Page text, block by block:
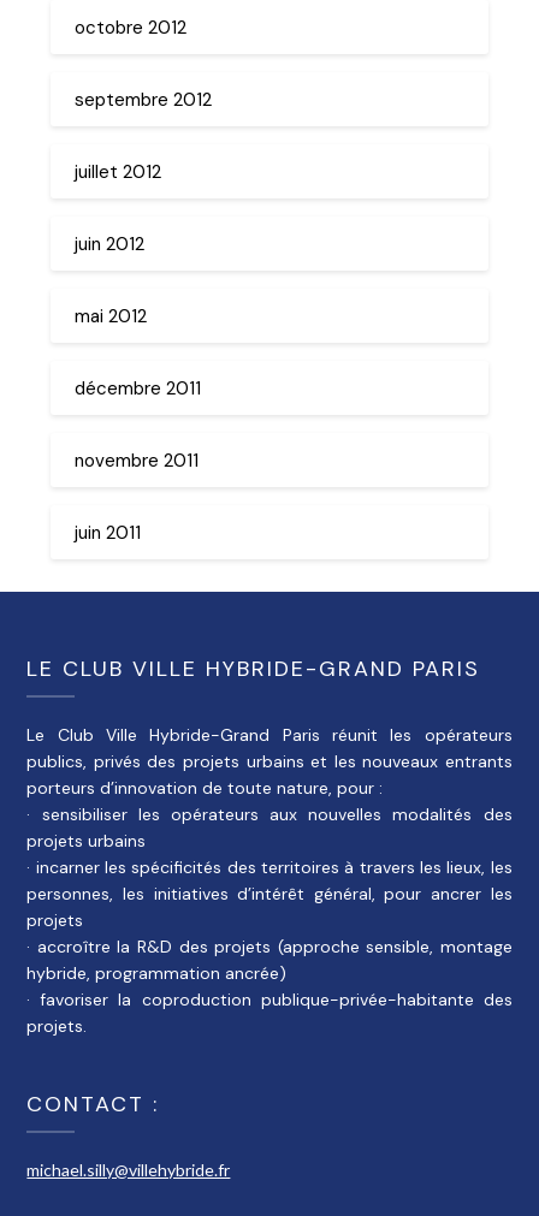
octobre 2012
septembre 2012
juillet 2012
juin 2012
mai 2012
décembre 2011
novembre 2011
juin 2011
LE CLUB VILLE HYBRIDE-GRAND PARIS
Le Club Ville Hybride-Grand Paris réunit les opérateurs
publics, privés des projets urbains et les nouveaux entrants
porteurs d’innovation de toute nature, pour :
· sensibiliser les opérateurs aux nouvelles modalités des
projets urbains
· incarner les spécificités des territoires à travers les lieux, les
personnes, les initiatives d’intérêt général, pour ancrer les
projets
· accroître la R&D des projets (approche sensible, montage
hybride, programmation ancrée)
· favoriser la coproduction publique-privée-habitante des
projets.
CONTACT :
michael.silly@villehybride.fr